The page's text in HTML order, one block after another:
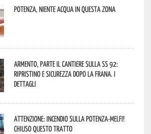
Potenza, niente acqua in questa zona
Armento, parte il cantiere sulla SS 92:
ripristino e sicurezza dopo la frana. I
dettagli
Attenzione: incendio sulla Potenza-Melfi!
Chiuso questo tratto